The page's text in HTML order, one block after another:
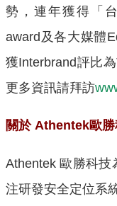
勢，連年獲得「
award 及各大媒體
獲Interbrand評比為
更多資訊請拜訪
關於 Athentek歐
Athentek歐勝科技
注研發安全定位系